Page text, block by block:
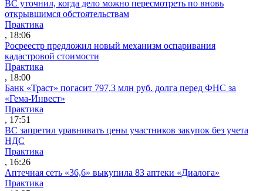
ВС уточнил, когда дело можно пересмотреть по вновь
открывшимся обстоятельствам
Практика
, 18:06
Росреестр предложил новый механизм оспаривания
кадастровой стоимости
Практика
, 18:00
Банк «Траст» погасит 797,3 млн руб. долга перед ФНС за
«Гема-Инвест»
Практика
, 17:51
ВС запретил уравнивать цены участников закупок без учета
НДС
Практика
, 16:26
Аптечная сеть «36,6» выкупила 83 аптеки «Диалога»
Практика